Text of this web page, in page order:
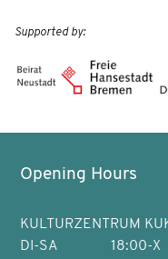
Supported by:
Opening Hours
KULTURZENTRUM
DI-SA
18:00-X